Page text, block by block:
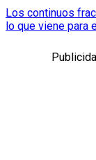
Los continuos
lo que viene para